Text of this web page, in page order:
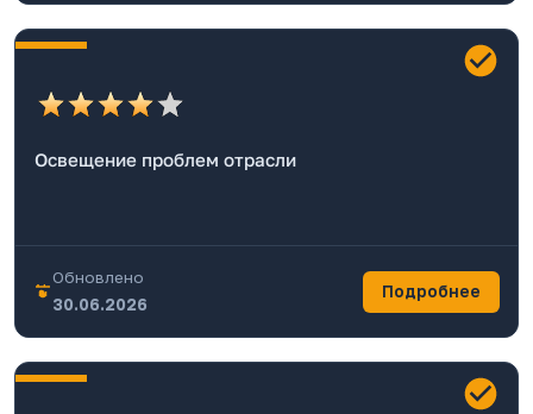
Освещение проблем отрасли
Обновлено
30.06.2026
Подробнее